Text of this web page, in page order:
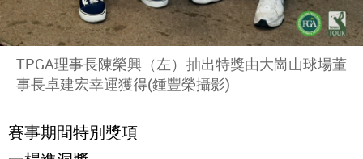
TPGA理事長陳榮興（左）抽出特獎由大崗山球場董
事長卓建宏幸運獲得(鍾豐榮攝影)
賽事期間特別獎項